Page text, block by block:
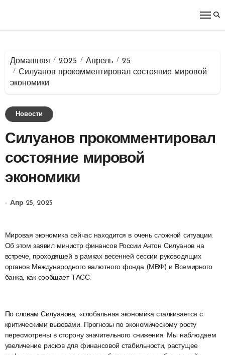
Домашняя 2025 Апрель
25
Силуанов прокомментировал состояние мировой
экономики
Новости
Силуанов прокомментировал
состояние мировой
экономики
Апр 25, 2025
Мировая экономика сейчас находится в очень сложной ситуации.
Об этом заявил министр финансов России Антон Силуанов на
встрече, проходящей в рамках весенней сессии руководящих
органов Международного валютного фонда (МВФ) и Всемирного
банка, как сообщает ТАСС.
По словам Силуанова, «глобальная экономика сталкивается с
критическими вызовами. Прогнозы по экономическому росту
пересмотрены в сторону значительного снижения. Мы наблюдаем
увеличение рисков для финансовой стабильности, растущее